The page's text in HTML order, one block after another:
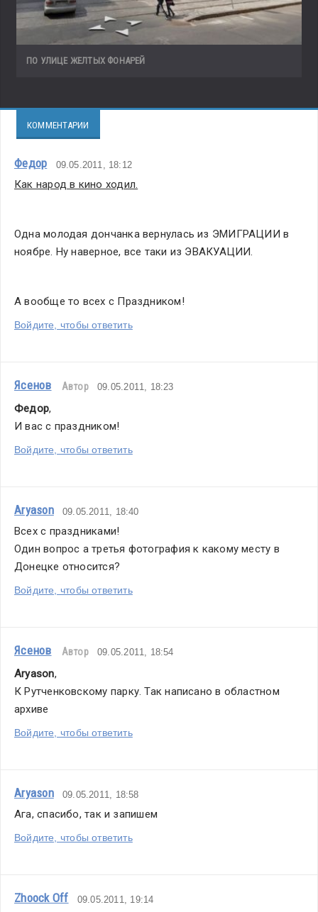
ПО УЛИЦЕ ЖЕЛТЫХ ФОНАРЕЙ
КОММЕНТАРИИ
Федор 09.05.2011, 18:12
Как народ в кино ходил.
Одна молодая дончанка вернулась из ЭМИГРАЦИИ в
ноябре. Ну наверное, все таки из ЭВАКУАЦИИ.
А вообще то всех с Праздником!
Войдите, чтобы ответить
Ясенов Автор 09.05.2011, 18:23
Федор,
И вас с праздником!
Войдите, чтобы ответить
Aryason 09.05.2011, 18:40
Всех с праздниками!
Один вопрос а третья фотография к какому месту в
Донецке относится?
Войдите, чтобы ответить
Ясенов Автор 09.05.2011, 18:54
Aryason,
К Рутченковскому парку. Так написано в областном
архиве
Войдите, чтобы ответить
Aryason 09.05.2011, 18:58
Ага, спасибо, так и запишем
Войдите, чтобы ответить
Zhoock Off 09.05.2011, 19:14